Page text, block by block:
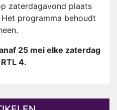
zaterdagavond plaats
programma behoudt
25 mei elke zaterdag
4.